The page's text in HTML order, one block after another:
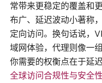
常带来更稳定的覆盖和
布广、延迟波动小著称
定向访问。换句话说，
域网体验，代理则像一
你需要的权衡点在于延
全球访问合规性与安全